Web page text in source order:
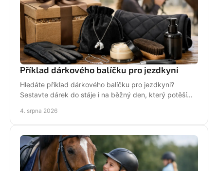
Příklad dárkového balíčku pro jezdkyni
Hledáte příklad dárkového balíčku pro jezdkyni?
Sestavte dárek do stáje i na běžný den, který potěší
4. srpna 2026